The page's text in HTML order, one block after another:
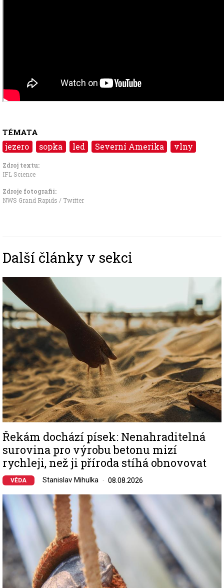
TÉMATA
jezero sopka led Severní Amerika vlny
Zdroj textu:
IFL Science
Zdroje fotografii:
NWS Grand Rapids / Twitter
Další články v sekci
Image
Řekám dochází písek: Nenahraditelná
surovina pro výrobu betonu mizí
rychleji, než ji příroda stíhá obnovovat
VĚDA Stanislav Mihulka 08.08.2026
Image